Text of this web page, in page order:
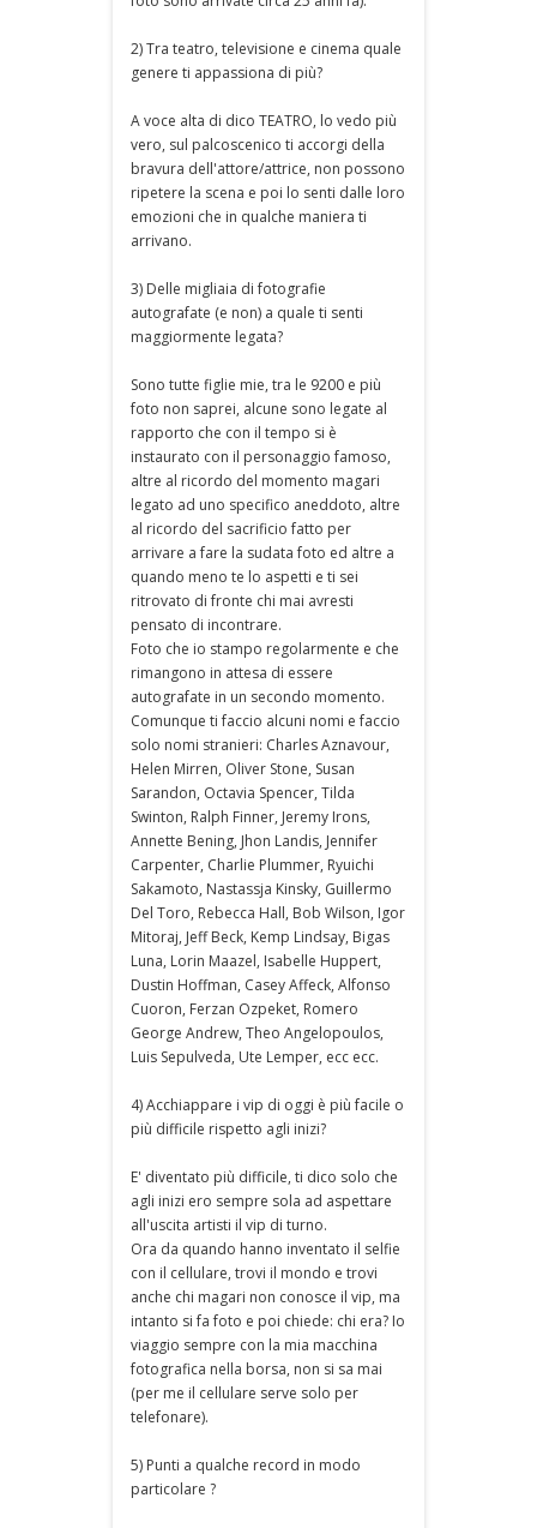
2) Tra teatro, televisione e cinema quale
genere ti appassiona di più?
A voce alta di dico TEATRO, lo vedo più
vero, sul palcoscenico ti accorgi della
bravura dell'attore/attrice, non possono
ripetere la scena e poi lo senti dalle loro
emozioni che in qualche maniera ti
arrivano.
3) Delle migliaia di fotografie
autografate (e non) a quale ti senti
maggiormente legata?
Sono tutte figlie mie, tra le 9200 e più
foto non saprei, alcune sono legate al
rapporto che con il tempo si è
instaurato con il personaggio famoso,
altre al ricordo del momento magari
legato ad uno specifico aneddoto, altre
al ricordo del sacrificio fatto per
arrivare a fare la sudata foto ed altre a
quando meno te lo aspetti e ti sei
ritrovato di fronte chi mai avresti
pensato di incontrare.
Foto che io stampo regolarmente e che
rimangono in attesa di essere
autografate in un secondo momento.
Comunque ti faccio alcuni nomi e faccio
solo nomi stranieri: Charles Aznavour,
Helen Mirren, Oliver Stone, Susan
Sarandon, Octavia Spencer, Tilda
Swinton, Ralph Finner, Jeremy Irons,
Annette Bening, Jhon Landis, Jennifer
Carpenter, Charlie Plummer, Ryuichi
Sakamoto, Nastassja Kinsky, Guillermo
Del Toro, Rebecca Hall, Bob Wilson, Igor
Mitoraj, Jeff Beck, Kemp Lindsay, Bigas
Luna, Lorin Maazel, Isabelle Huppert,
Dustin Hoffman, Casey Affeck, Alfonso
Cuoron, Ferzan Ozpeket, Romero
George Andrew, Theo Angelopoulos,
Luis Sepulveda, Ute Lemper, ecc ecc.
4) Acchiappare i vip di oggi è più facile o
più difficile rispetto agli inizi?
E' diventato più difficile, ti dico solo che
agli inizi ero sempre sola ad aspettare
all'uscita artisti il vip di turno.
Ora da quando hanno inventato il selfie
con il cellulare, trovi il mondo e trovi
anche chi magari non conosce il vip, ma
intanto si fa foto e poi chiede: chi era? Io
viaggio sempre con la mia macchina
fotografica nella borsa, non si sa mai
(per me il cellulare serve solo per
telefonare).
5) Punti a qualche record in modo
particolare ?